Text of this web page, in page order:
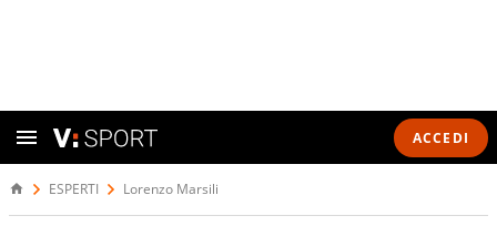
ACCEDI
ESPERTI Lorenzo Marsili